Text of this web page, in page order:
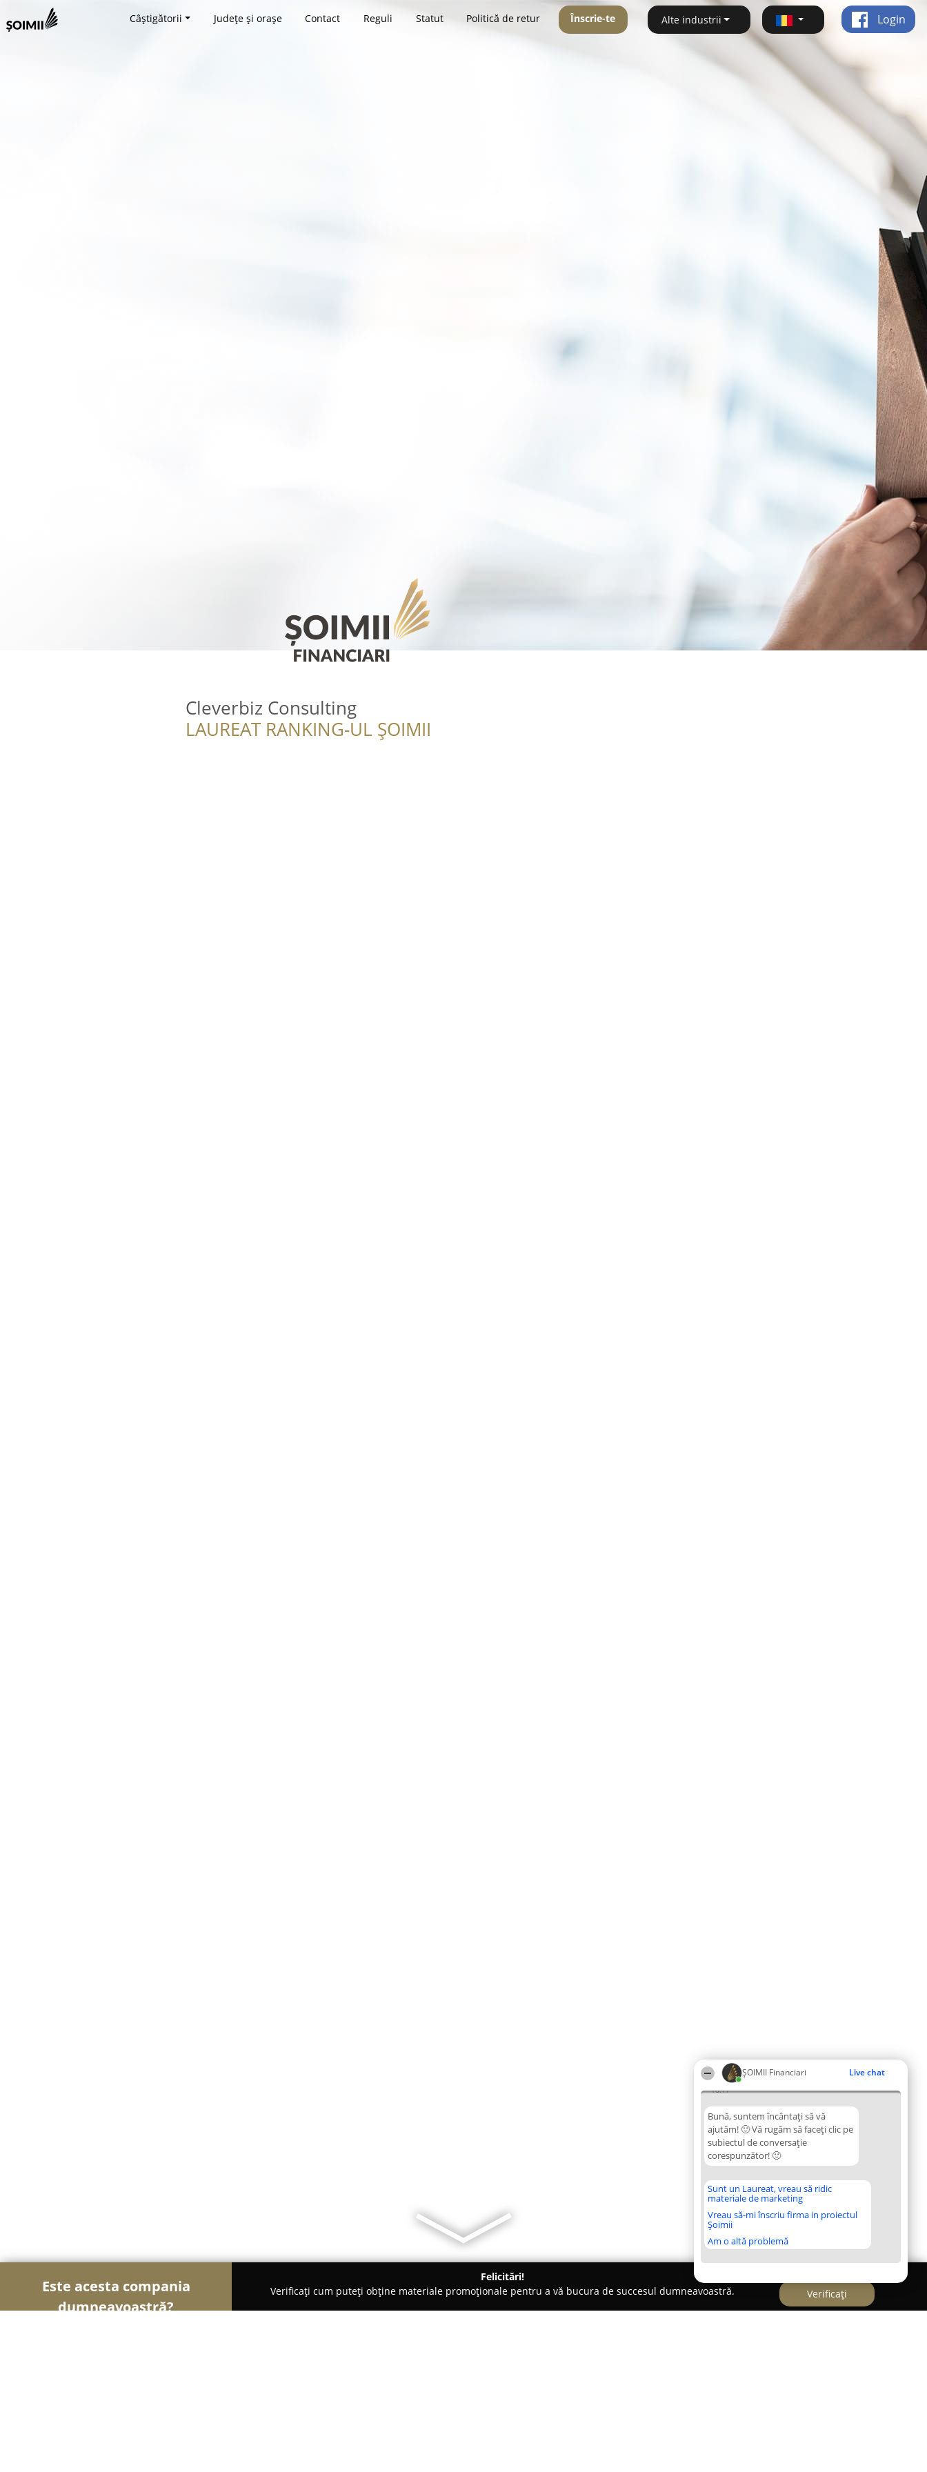
ȘOIMII Financiari Live chat
16:17
Bună, suntem încântați să vă
ajutăm! 🙂 Vă rugăm să faceți clic pe
subiectul de conversație
corespunzător! 🙂
Sunt un Laureat, vreau să ridic
materiale de marketing
Vreau să-mi înscriu firma in proiectul
Șoimii
Am o altă problemă
Câștigătorii Județe și orașe Contact Reguli Statut Politică de retur Înscrie-te Alte industrii Login
Cleverbiz Consulting
LAUREAT RANKING-UL ȘOIMII
Este acesta compania
dumneavoastră?
Felicitări!
Verificați cum puteți obține materiale promoționale pentru a vă bucura de succesul dumneavoastră.
Verificați